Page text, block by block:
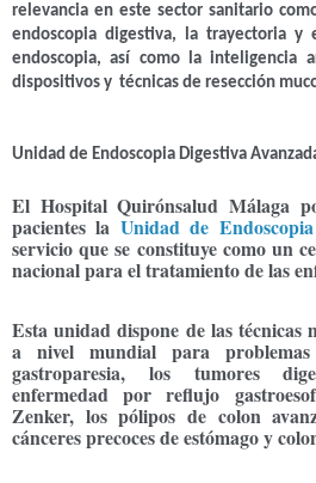
relevancia en este sector sanitario
endoscopia digestiva, la trayectoria y
endoscopia, así como la inteligencia
dispositivos y técnicas de resección
Unidad de Endoscopia Digestiva
El Hospital Quirónsalud Málaga
pacientes la Unidad de
servicio que se constituye como un
nacional para el tratamiento de las
Esta unidad dispone de las técnicas
a nivel mundial para
gastroparesia, los tumores
enfermedad por reflujo
Zenker, los pólipos de colon
cánceres precoces de estómago y